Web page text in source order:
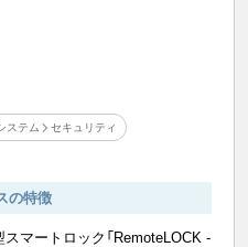
ステム セキュリティ
の特徴
スマートロック「RemoteLOCK -